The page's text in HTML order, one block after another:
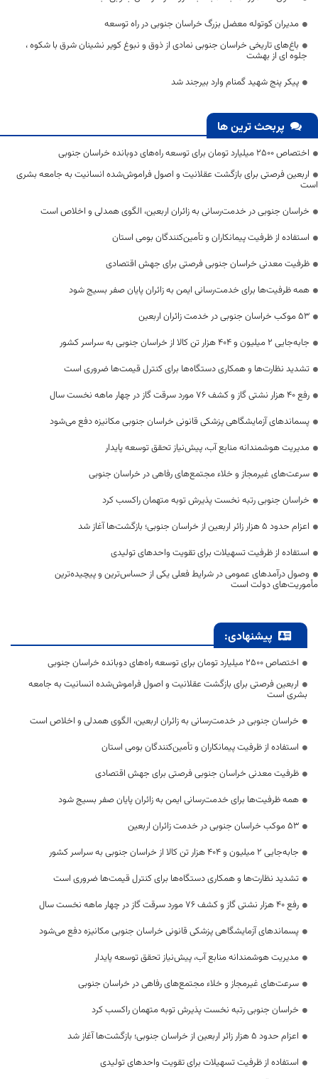
مدیران کوتوله معضل بزرگ خراسان جنوبی در راه توسعه
باغ‌های تاریخی خراسان جنوبی نمادی از ذوق و نبوغ کویر نشینان شرق با شکوه ،
جلوه ای از بهشت
پیکر پنج شهید گمنام وارد بیرجند شد
پربحث ترین ها
اختصاص 2500 میلیارد تومان برای توسعه راه‌های دوبانده خراسان جنوبی
اربعین فرصتی برای بازگشت عقلانیت و اصول فراموش‌شده انسانیت به جامعه بشری
است
خراسان جنوبی در خدمت‌رسانی به زائران اربعین، الگوی همدلی و اخلاص است
استفاده از ظرفیت پیمانکاران و تأمین‌کنندگان بومی استان
ظرفیت معدنی خراسان جنوبی فرصتی برای جهش اقتصادی
همه ظرفیت‌ها برای خدمت‌رسانی ایمن به زائران پایان صفر بسیج شود
53 موکب خراسان جنوبی در خدمت زائران اربعین
جابه‌جایی 2 میلیون و 404 هزار تن کالا از خراسان جنوبی به سراسر کشور
تشدید نظارت‌ها و همکاری دستگاه‌ها برای کنترل قیمت‌ها ضروری است
رفع 40 هزار نشتی گاز و کشف 76 مورد سرقت گاز در چهار ماهه نخست سال
پسماندهای آزمایشگاهی پزشکی قانونی خراسان جنوبی مکانیزه دفع می‌شود
مدیریت هوشمندانه منابع آب، پیش‌نیاز تحقق توسعه پایدار
سرعت‌های غیرمجاز و خلاء مجتمع‌های رفاهی در خراسان جنوبی
خراسان جنوبی رتبه نخست پذیرش توبه متهمان راکسب کرد
اعزام حدود 5 هزار زائر اربعین از خراسان جنوبی؛ بازگشت‌ها آغاز شد
استفاده از ظرفیت تسهیلات برای تقویت واحدهای تولیدی
وصول درآمدهای عمومی در شرایط فعلی یکی از حساس‌ترین و پیچیده‌ترین
مأموریت‌های دولت است
پیشنهادی:
اختصاص 2500 میلیارد تومان برای توسعه راه‌های دوبانده خراسان جنوبی
اربعین فرصتی برای بازگشت عقلانیت و اصول فراموش‌شده انسانیت به جامعه
بشری است
خراسان جنوبی در خدمت‌رسانی به زائران اربعین، الگوی همدلی و اخلاص است
استفاده از ظرفیت پیمانکاران و تأمین‌کنندگان بومی استان
ظرفیت معدنی خراسان جنوبی فرصتی برای جهش اقتصادی
همه ظرفیت‌ها برای خدمت‌رسانی ایمن به زائران پایان صفر بسیج شود
53 موکب خراسان جنوبی در خدمت زائران اربعین
جابه‌جایی 2 میلیون و 404 هزار تن کالا از خراسان جنوبی به سراسر کشور
تشدید نظارت‌ها و همکاری دستگاه‌ها برای کنترل قیمت‌ها ضروری است
رفع 40 هزار نشتی گاز و کشف 76 مورد سرقت گاز در چهار ماهه نخست سال
پسماندهای آزمایشگاهی پزشکی قانونی خراسان جنوبی مکانیزه دفع می‌شود
مدیریت هوشمندانه منابع آب، پیش‌نیاز تحقق توسعه پایدار
سرعت‌های غیرمجاز و خلاء مجتمع‌های رفاهی در خراسان جنوبی
خراسان جنوبی رتبه نخست پذیرش توبه متهمان راکسب کرد
اعزام حدود 5 هزار زائر اربعین از خراسان جنوبی؛ بازگشت‌ها آغاز شد
استفاده از ظرفیت تسهیلات برای تقویت واحدهای تولیدی